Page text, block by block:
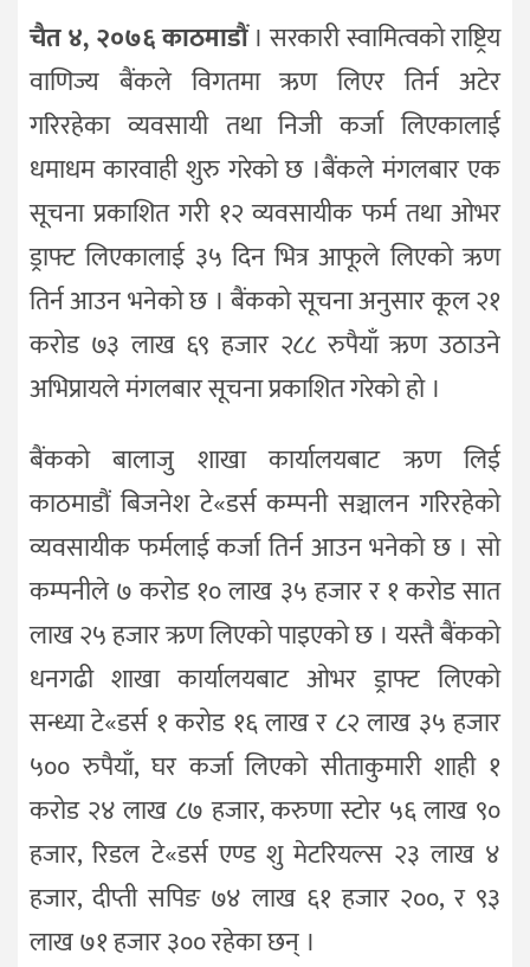
चैत ४, २०७६ काठमाडौं। सरकारी स्वामित्वको राष्ट्रिय
वाणिज्य बैंकले विगतमा ऋण लिएर तिर्न अटेर
गरिरहेका व्यवसायी तथा निजी कर्जा लिएकालाई
धमाधम कारवाही शुरु गरेको छ ।बैंकले मंगलबार एक
सूचना प्रकाशित गरी १२ व्यवसायीक फर्म तथा ओभर
ड्राफ्ट लिएकालाई ३५ दिन भित्र आफूले लिएको ऋण
तिर्न आउन भनेको छ । बैंकको सूचना अनुसार कूल २१
करोड ७३ लाख ६९ हजार २८८ रुपैयाँ ऋण उठाउने
अभिप्रायले मंगलबार सूचना प्रकाशित गरेको हो ।
बैंकको बालाजु शाखा कार्यालयबाट ऋण लिई
काठमाडौं बिजनेश टे«डर्स कम्पनी सञ्चालन गरिरहेको
व्यवसायीक फर्मलाई कर्जा तिर्न आउन भनेको छ । सो
कम्पनीले ७ करोड १० लाख ३५ हजार र १ करोड सात
लाख २५ हजार ऋण लिएको पाइएको छ । यस्तै बैंकको
धनगढी शाखा कार्यालयबाट ओभर ड्राफ्ट लिएको
सन्ध्या टे«डर्स १ करोड १६ लाख र ८२ लाख ३५ हजार
५०० रुपैयाँ, घर कर्जा लिएको सीताकुमारी शाही १
करोड २४ लाख ८७ हजार, करुणा स्टोर ५६ लाख ९०
हजार, रिडल टे«डर्स एण्ड शु मेटरियल्स २३ लाख ४
हजार, दीप्ती सपिङ ७४ लाख ६१ हजार २००, र ९३
लाख ७१ हजार ३०० रहेका छन् ।